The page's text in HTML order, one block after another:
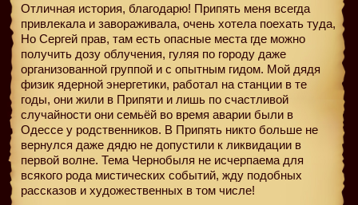
Отличная история, благодарю! Припять меня всегда
привлекала и завораживала, очень хотела поехать туда,
Но Сергей прав, там есть опасные места где можно
получить дозу облучения, гуляя по городу даже
организованной группой и с опытным гидом. Мой дядя
физик ядерной энергетики, работал на станции в те
годы, они жили в Припяти и лишь по счастливой
случайности они семьёй во время аварии были в
Одессе у родственников. В Припять никто больше не
вернулся даже дядю не допустили к ликвидации в
первой волне. Тема Чернобыля не исчерпаема для
всякого рода мистических событий, жду подобных
рассказов и художественных в том числе!